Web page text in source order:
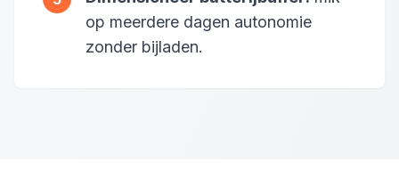
op meerdere dagen autonomie
zonder bijladen.